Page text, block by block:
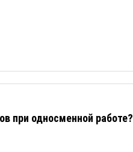
при односменной работе?